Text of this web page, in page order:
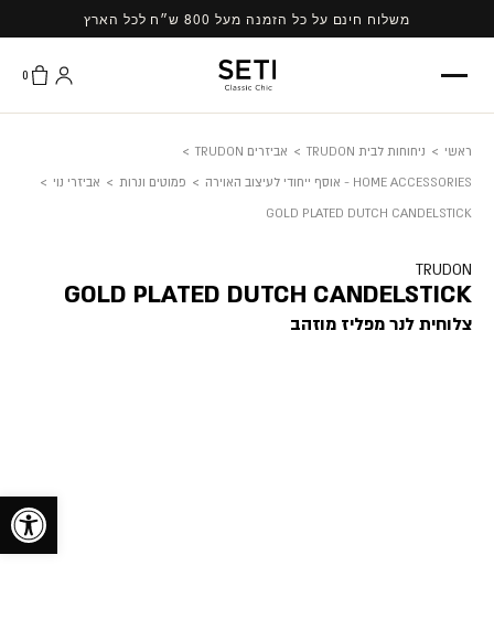
content
משלוח חינם על כל הזמנה מעל 800 ש״ח לכל הארץ
0
ראשי > ניחוחות לבית TRUDON > אביזרים TRUDON >
HOME ACCESSORIES - אוסף ייחודי לעיצוב האוירה > פמוטים ונרות > אביזרי נוי >
GOLD PLATED DUTCH CANDELSTICK
TRUDON
GOLD PLATED DUTCH CANDELSTICK
צלוחית לנר מפליז מוזהב